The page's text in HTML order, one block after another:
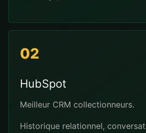
02
HubSpot
Meilleur CRM collectionneurs.
Historique relationnel,